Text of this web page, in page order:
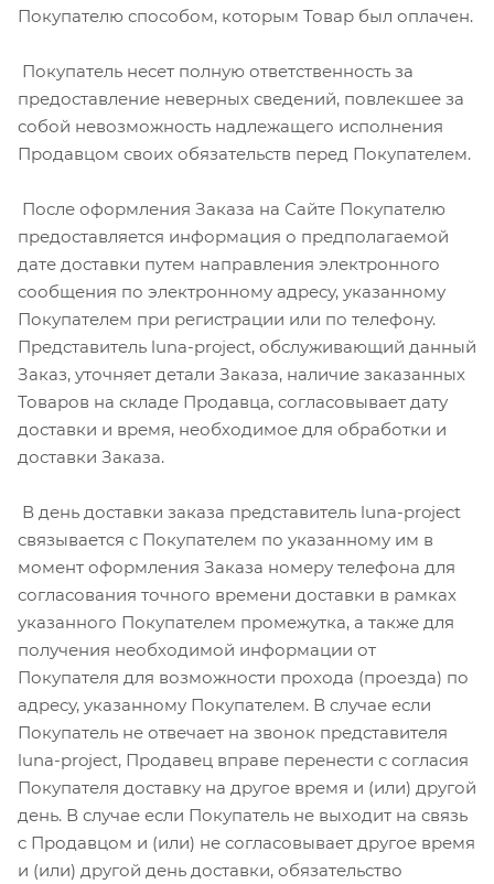
Покупателю способом, которым Товар был оплачен.
Покупатель несет полную ответственность за
предоставление неверных сведений, повлекшее за
собой невозможность надлежащего исполнения
Продавцом своих обязательств перед Покупателем.
После оформления Заказа на Сайте Покупателю
предоставляется информация о предполагаемой
дате доставки путем направления электронного
сообщения по электронному адресу, указанному
Покупателем при регистрации или по телефону.
Представитель luna-project, обслуживающий данный
Заказ, уточняет детали Заказа, наличие заказанных
Товаров на складе Продавца, согласовывает дату
доставки и время, необходимое для обработки и
доставки Заказа.
В день доставки заказа представитель luna-project
связывается с Покупателем по указанному им в
момент оформления Заказа номеру телефона для
согласования точного времени доставки в рамках
указанного Покупателем промежутка, а также для
получения необходимой информации от
Покупателя для возможности прохода (проезда) по
адресу, указанному Покупателем. В случае если
Покупатель не отвечает на звонок представителя
luna-project, Продавец вправе перенести с согласия
Покупателя доставку на другое время и (или) другой
день. В случае если Покупатель не выходит на связь
с Продавцом и (или) не согласовывает другое время
и (или) другой день доставки, обязательство